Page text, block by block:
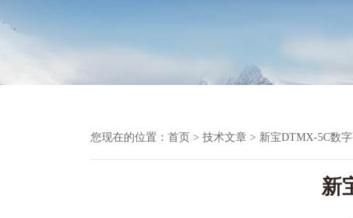
您现在的位置： 首页 > 技术文章 > 新宝DTMX-5C数
新